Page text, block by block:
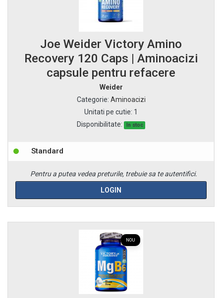
Joe Weider Victory Amino
Recovery 120 Caps | Aminoacizi
capsule pentru refacere
Weider
Categorie: Aminoacizi
Unitati pe cutie: 1
Disponibilitate:
In stoc
Standard
Pentru a putea vedea preturile, trebuie sa te autentifici.
LOGIN
NOU